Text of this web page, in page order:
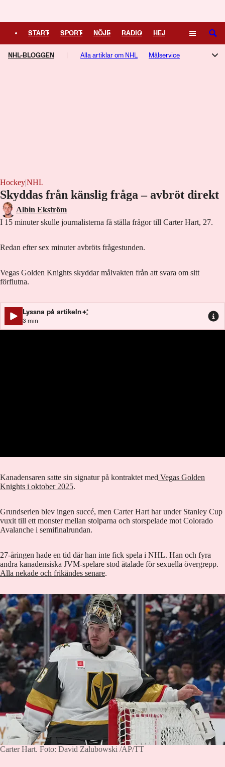
START SPORT NÖJE RADIO HEJ
PLUS TV KULTUR LEDARE
SÖK
NHL-BLOGGEN Alla artiklar om NHL Målservice
Hockey|NHL
Skyddas från känslig fråga – avbröt direkt
Albin Ekström
I 15 minuter skulle journalisterna få ställa frågor till Carter Hart, 27.
Redan efter sex minuter avbröts frågestunden.
Vegas Golden Knights skyddar målvakten från att svara om sitt
förflutna.
Lyssna på artikeln
3 min
Kanadensaren satte sin signatur på kontraktet med Vegas Golden
Knights i oktober 2025.
Grundserien blev ingen succé, men Carter Hart har under Stanley Cup
vuxit till ett monster mellan stolparna och storspelade mot Colorado
Avalanche i semifinalrundan.
27-åringen hade en tid där han inte fick spela i NHL. Han och fyra
andra kanadensiska JVM-spelare stod åtalade för sexuella övergrepp.
Alla nekade och frikändes senare.
Carter Hart. Foto: David Zalubowski /AP/TT